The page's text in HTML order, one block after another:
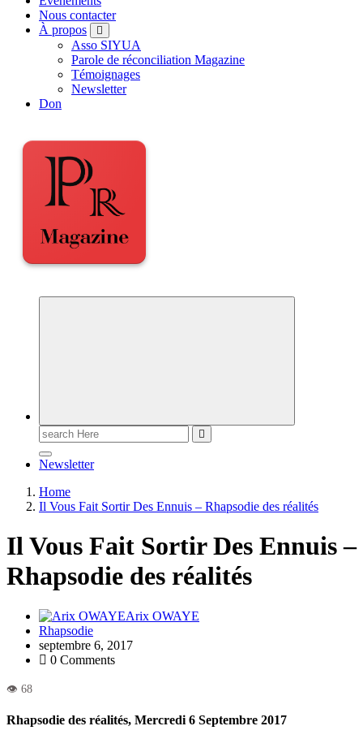
Nous contacter
À propos
Asso SIYUA
Parole de réconciliation Magazine
Témoignages
Newsletter
Don
Newsletter
Home
Il Vous Fait Sortir Des Ennuis – Rhapsodie des réalités
Il Vous Fait Sortir Des Ennuis –
Rhapsodie des réalités
Arix OWAYE
Rhapsodie
septembre 6, 2017
0 Comments
Rhapsodie des réalités, Mercredi 6 Septembre 2017